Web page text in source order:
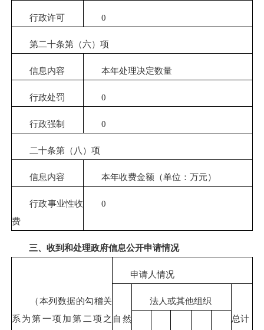
行政许可 0
第二十条第（六）项
信息内容 本年处理决定数量
行政处罚 0
行政强制 0
二十条第（八）项
信息内容 本年收费金额（单位：万元）
行政事业性收
费
0
三、收到和处理政府信息公开申请情况
（本列数据的勾稽关
系为第一项加第二项之
申请人情况
自然
法人或其他组织
总计